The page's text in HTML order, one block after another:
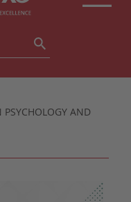
AND